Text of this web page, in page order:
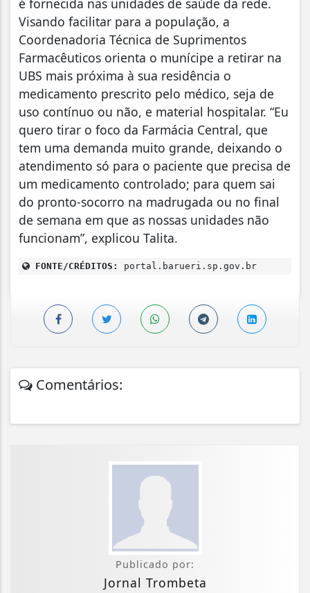
Visando facilitar para a população, a
Coordenadoria Técnica de Suprimentos
Farmacêuticos orienta o munícipe a retirar na
UBS mais próxima à sua residência o
medicamento prescrito pelo médico, seja de
uso contínuo ou não, e material hospitalar. “Eu
quero tirar o foco da Farmácia Central, que
tem uma demanda muito grande, deixando o
atendimento só para o paciente que precisa de
um medicamento controlado; para quem sai
do pronto-socorro na madrugada ou no final
de semana em que as nossas unidades não
funcionam”, explicou Talita.
FONTE/CRÉDITOS: portal.barueri.sp.gov.br
Comentários:
Publicado por:
Jornal Trombeta